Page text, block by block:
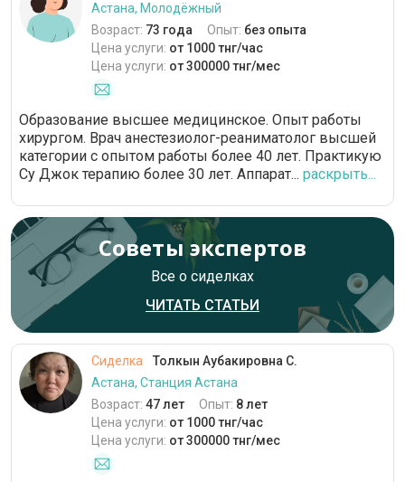
Астана, Молодёжный
Возраст: 73 года Опыт: без опыта
Цена услуги: от 1000 тнг/час
Цена услуги: от 300000 тнг/мес
Образование высшее медицинское. Опыт работы
хирургом. Врач анестезиолог-реаниматолог высшей
категории с опытом работы более 40 лет. Практикую
Су Джок терапию более 30 лет. Аппарат... раскрыть...
Советы экспертов
Все о сиделках
ЧИТАТЬ СТАТЬИ
Сиделка
Толкын Аубакировна С.
Астана, Станция Астана
Возраст: 47 лет Опыт: 8 лет
Цена услуги: от 1000 тнг/час
Цена услуги: от 300000 тнг/мес